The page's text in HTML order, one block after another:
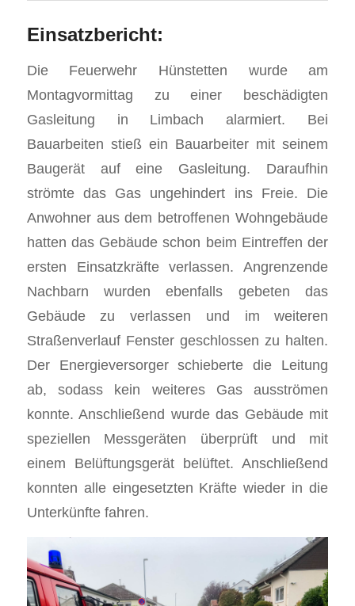
Einsatzbericht:
Die Feuerwehr Hünstetten wurde am
Montagvormittag zu einer beschädigten
Gasleitung in Limbach alarmiert. Bei
Bauarbeiten stieß ein Bauarbeiter mit seinem
Baugerät auf eine Gasleitung. Daraufhin
strömte das Gas ungehindert ins Freie. Die
Anwohner aus dem betroffenen Wohngebäude
hatten das Gebäude schon beim Eintreffen der
ersten Einsatzkräfte verlassen. Angrenzende
Nachbarn wurden ebenfalls gebeten das
Gebäude zu verlassen und im weiteren
Straßenverlauf Fenster geschlossen zu halten.
Der Energieversorger schieberte die Leitung
ab, sodass kein weiteres Gas ausströmen
konnte. Anschließend wurde das Gebäude mit
speziellen Messgeräten überprüft und mit
einem Belüftungsgerät belüftet. Anschließend
konnten alle eingesetzten Kräfte wieder in die
Unterkünfte fahren.